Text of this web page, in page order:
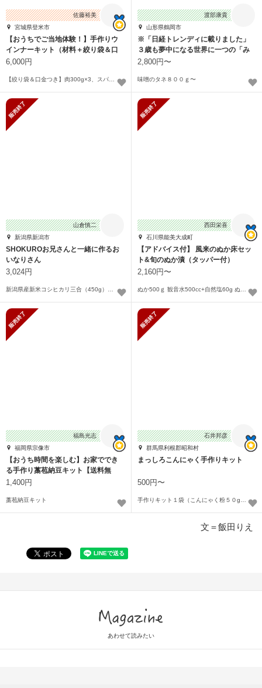
佐藤裕美
宮城県登米市
【おうちでご当地体験！】手作りウ
インナーキット（材料＋絞り袋＆口
金付）
6,000円
渡部康貴
山形県鶴岡市
※「日経トレンディに載りました」
３歳も夢中になる世界に一つの「み
そあそびキット」
2,800円〜
味噌のタネ８００ｇ〜
山倉慎二
新潟県新潟市
SHOKUROお兄さんと一緒に作るお
いなりさん
3,024円
新潟県産新米コシヒカリ三合（450g）長岡黒いなり5枚入り2パック（おいなりさん10個分）
西田栄喜
石川県能美大成町
【アドバイス付】 風来のぬか床セッ
ト&旬のぬか漬（タッパー付）
2,160円〜
ぬか500ｇ 観音水500cc+自然塩60g ぬか床種50ｇ 無農薬野菜 旬ぬか漬け×2〜
福島光志
福岡県宗像市
【おうち時間を楽しむ】お家ででき
る手作り藁苞納豆キット【送料無
料】
1,400円
藁苞納豆キット
石井邦彦
群馬県利根郡昭和村
まっしろこんにゃく手作りキット
500円〜
文＝飯田りえ
あわせて読みたい